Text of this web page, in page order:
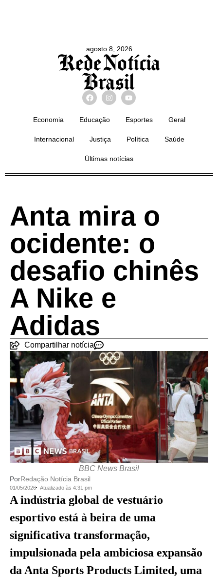
agosto 8, 2026
Economia Educação Esportes Geral
Internacional Justiça Política Saúde
Últimas notícias
Anta mira o
ocidente: o
desafio chinês
A Nike e
Adidas
Compartilhar notícia
BBC News Brasil
PorRedação Notícia Brasil
01/05/2026 Atualizado às 4:31 pm
A indústria global de vestuário
esportivo está à beira de uma
significativa transformação,
impulsionada pela ambiciosa expansão
da Anta Sports Products Limited, uma